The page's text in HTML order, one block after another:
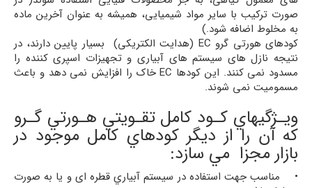
صورت ترکیب با سایر مواد شیمیایی، همیشه به عنوان آخرین ماده
به مخلوط اضافه شود.)
کودهای هورتی گرو EC (هدایت الکتریکی) بسیار پایین دارند، در
نتیجه نازل های سیستم های آبیاری و تجهیزات اسپری کننده را
مسدود نمی کنند. این کودها EC خاک را افزایش نمی دهد و باعث
مسمومیت نمی شوند.
ويـژگيهاي كـود كامل تقـويتي هـورتي گـرو
كه آن را از ديگر كودهاي كامل موجود در
بازار مجزا مي سازد:
• مناسب جهت استفاده در سيستم آبياري قطره ای و يا به صورت